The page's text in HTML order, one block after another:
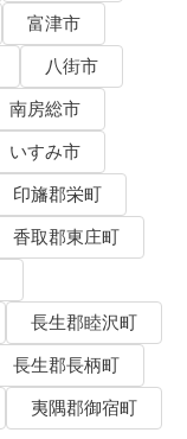
富津市
八街市
南房総市
いすみ市
印旛郡栄町
香取郡東庄町
長生郡睦沢町
長生郡長柄町
夷隅郡御宿町